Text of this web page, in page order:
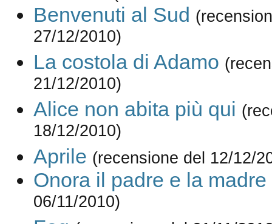
Benvenuti al Sud
27/12/2010)
La costola di Adamo
21/12/2010)
Alice non abita più qui
18/12/2010)
Aprile (recensione del 12/12/
Onora il padre e la madre
06/11/2010)